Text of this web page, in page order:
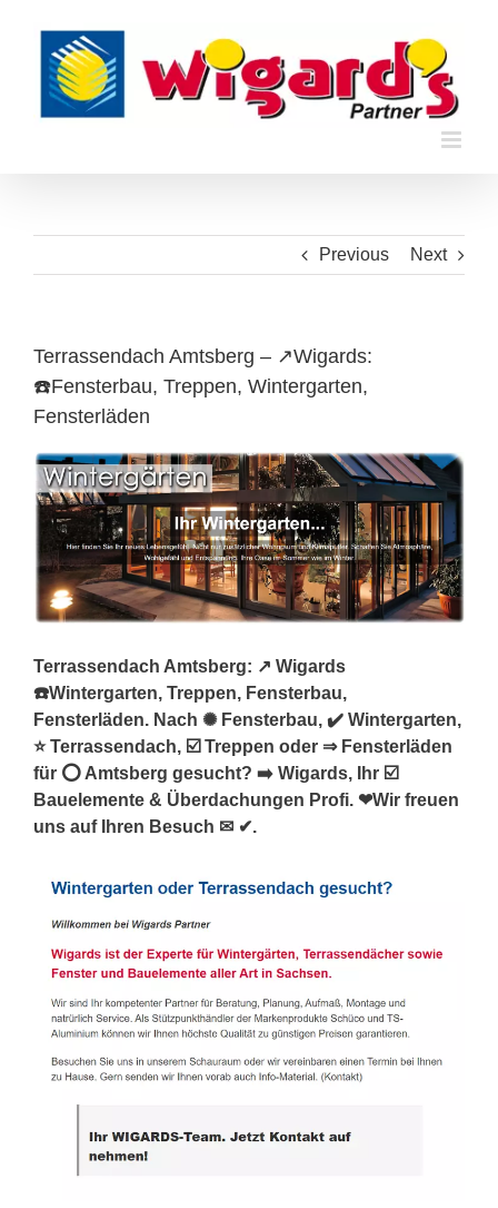
content
Previous Next
Terrassendach Amtsberg – ↗️Wigards:
☎️Fensterbau, Treppen, Wintergarten,
Fensterläden
Terrassendach Amtsberg: ↗️ Wigards
☎️Wintergarten, Treppen, Fensterbau,
Fensterläden. Nach ✺ Fensterbau, ✔️ Wintergarten,
⭐ Terrassendach, ☑️ Treppen oder ⇒ Fensterläden
für ⭕ Amtsberg gesucht? ➡️ Wigards, Ihr ☑️
Bauelemente & Überdachungen Profi. ❤Wir freuen
uns auf Ihren Besuch ✉ ✔.